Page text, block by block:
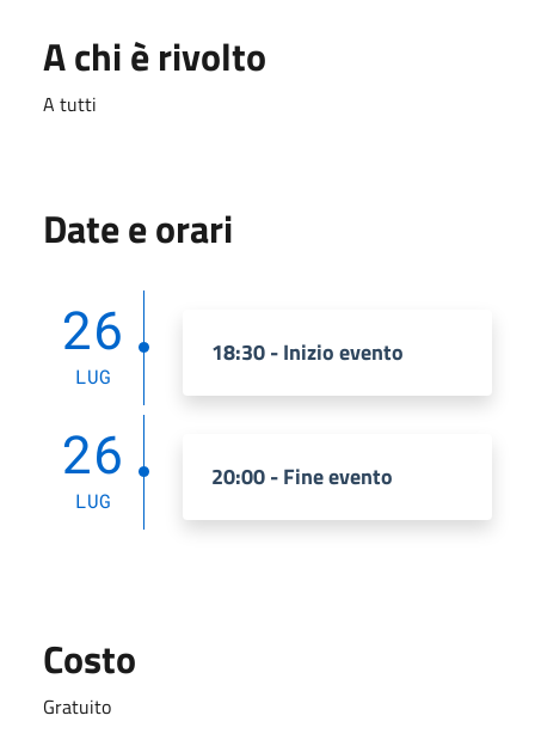
A chi è rivolto
A tutti
Date e orari
26
LUG
18:30 - Inizio evento
26
LUG
20:00 - Fine evento
Costo
Gratuito